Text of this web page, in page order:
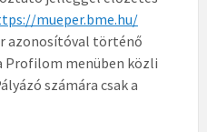
mueper.bme.hu/
azonosítóval történő
Profilom menüben közli
számára csak a